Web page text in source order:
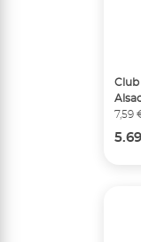
Club
7,59